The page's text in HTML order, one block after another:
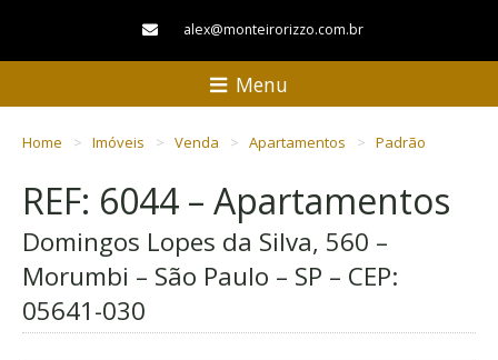
alex@monteirorizzo.com.br
Menu
Home Imóveis Venda Apartamentos Padrão
REF: 6044 – Apartamentos
Domingos Lopes da Silva, 560 –
Morumbi – São Paulo – SP – CEP:
05641-030